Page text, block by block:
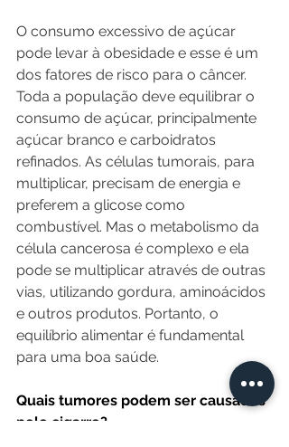
O consumo excessivo de açúcar
pode levar à obesidade e esse é um
dos fatores de risco para o câncer.
Toda a população deve equilibrar o
consumo de açúcar, principalmente
açúcar branco e carboidratos
refinados. As células tumorais, para
multiplicar, precisam de energia e
preferem a glicose como
combustível. Mas o metabolismo da
célula cancerosa é complexo e ela
pode se multiplicar através de outras
vias, utilizando gordura, aminoácidos
e outros produtos. Portanto, o
equilíbrio alimentar é fundamental
para uma boa saúde.
Quais tumores podem ser causados
pelo cigarro?